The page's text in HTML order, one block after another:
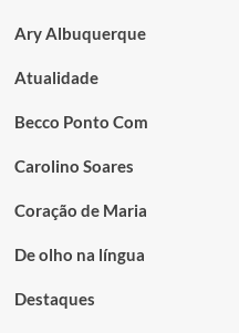
Ary Albuquerque
Atualidade
Becco Ponto Com
Carolino Soares
Coração de Maria
De olho na língua
Destaques